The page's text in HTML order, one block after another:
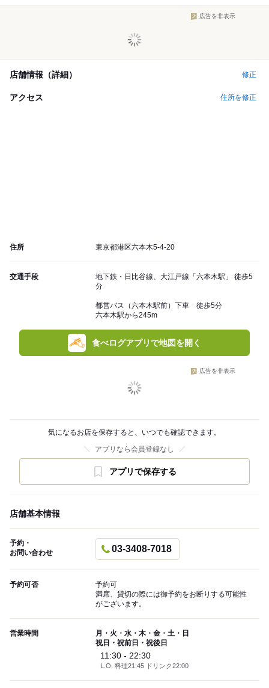
広告を非表示
店舗情報（詳細） 修正
アクセス 住所を修正
住所 東京都港区六本木5-4-20
交通手段
地下鉄・日比谷線、大江戸線「六本木駅」 徒歩5
分
都営バス（六本木駅前）下車 徒歩5分
六本木駅から245m
食べログアプリで地図を開く
広告を非表示
気になるお店を保存すると、いつでも確認できます。
アプリなら会員登録なし
アプリで保存する
店舗基本情報
予約・
お問い合わせ
03-3408-7018
予約可否
予約可
満席、貸切の際には御予約をお断りする可能性
がございます。
営業時間
月・火・水・木・金・土・日
祝日・祝前日・祝後日
11:30 - 22:30
L.O. 料理21:45 ドリンク22:00